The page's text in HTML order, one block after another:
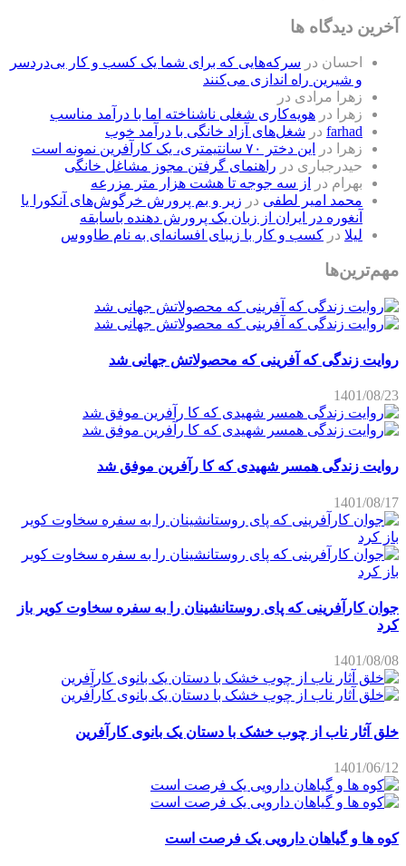
آخرین دیدگاه ها
احسان در سرکه‌هایی که برای شما یک کسب و کار بی‌دردسر
و شیرین راه اندازی می‌کنند
زهرا مرادی در
زهرا
در هویه‌کاری شغلی ناشناخته اما با درآمد مناسب
farhad در شغل‌های آزاد خانگی با درآمد خوب
زهرا
در
این دختر ۷۰ سانتیمتری، یک کارآفرین نمونه است
حیدرجباری در راهنمای گرفتن مجوز مشاغل خانگی
بهرام در
از سه جوجه تا هشت هزار متر مزرعه
محمد امیر لطفی در زیر و بم پرورش خرگوش‌های آنکورا یا
آنغوره در ایران از زبان یک پرورش دهنده باسابقه
لیلا در کسب و کار با زیبای افسانه‌ای به نام طاووس
مهم‌ترین‌ها
روایت زندگی که آفرینی که محصولاتش جهانی شد
1401/08/23
روایت زندگی همسر شهیدی که کا رآفرین موفق شد
1401/08/17
جوان کارآفرینی که پای روستانشینان را به سفره سخاوت کویر باز
کرد
1401/08/08
خلق آثار ناب از چوب خشک با دستان یک بانوی کارآفرین
1401/06/12
کوه ها و گیاهان دارویی یک فرصت است